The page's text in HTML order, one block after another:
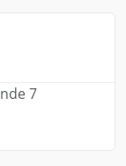
7